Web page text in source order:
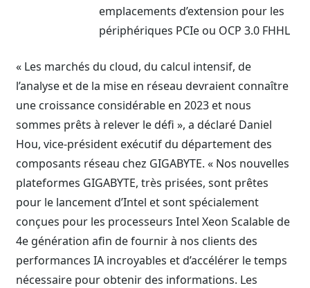
emplacements d’extension pour les
périphériques PCIe ou OCP 3.0 FHHL
« Les marchés du cloud, du calcul intensif, de
l’analyse et de la mise en réseau devraient connaître
une croissance considérable en 2023 et nous
sommes prêts à relever le défi », a déclaré Daniel
Hou, vice-président exécutif du département des
composants réseau chez GIGABYTE. « Nos nouvelles
plateformes GIGABYTE, très prisées, sont prêtes
pour le lancement d’Intel et sont spécialement
conçues pour les processeurs Intel Xeon Scalable de
4e génération afin de fournir à nos clients des
performances IA incroyables et d’accélérer le temps
nécessaire pour obtenir des informations. Les